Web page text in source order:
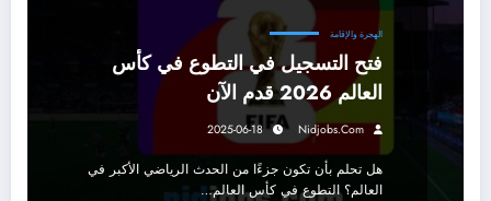
الهجرة والإقامة
فتح التسجيل في التطوع في كأس
العالم 2026 قدم الآن
Nidjobs.com
2025-06-18
هل تحلم بأن تكون جزءًا من الحدث الرياضي الأكبر في
العالم؟ التطوع في كأس العالم…